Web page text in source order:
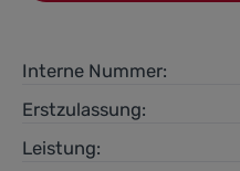
Interne Nummer:
Erstzulassung:
Leistung: